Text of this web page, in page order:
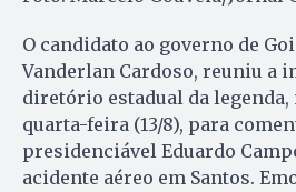
O candidato ao governo de
Vanderlan Cardoso, reuniu a
diretório estadual da legenda,
quarta-feira (13/8), para
presidenciável Eduardo
acidente aéreo em Santos.